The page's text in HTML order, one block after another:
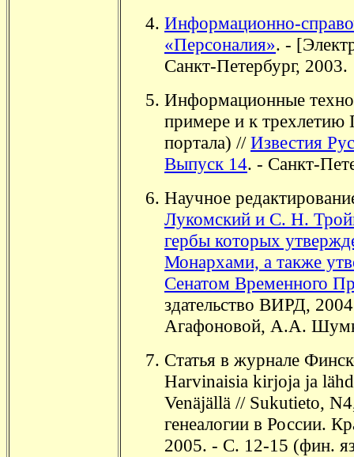
Информационно-
«Персоналия». -
Санкт-Петербург, 2003.
Информационные
примере и к трехлетию
портала) //Известия
Выпуск 14. - Санкт-
Научное
Лукомский и С. Н.
гербы которых
Монархами, а также
Сенатом Временного
здательство ВИРД,
Агафоновой, А.А.
Статья в журнале
Harvinaisia kirjoja ja
Venäjällä // Sukutieto,
генеалогии в России.
2005. - С. 12-15 (фин.